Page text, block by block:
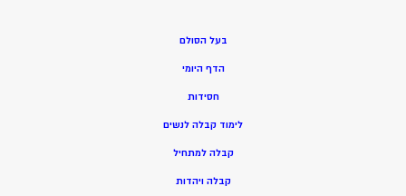
בעל הסולם
הדף היומי
חסידות
לימוד קבלה לנשים
קבלה למתחיל
קבלה ויהדות